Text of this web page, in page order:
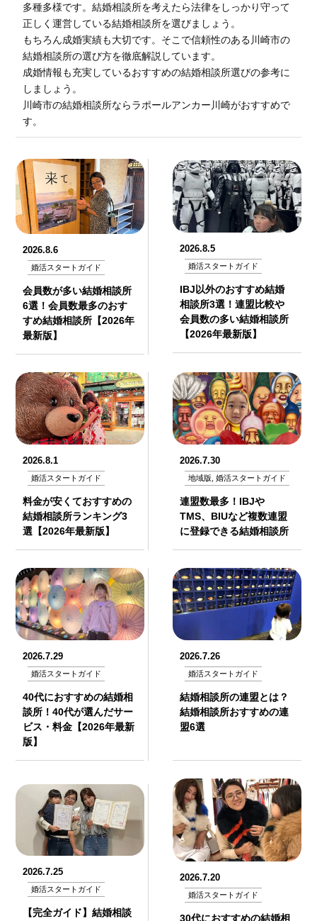
多種多様です。結婚相談所を考えたら法律をしっかり守って
正しく運営している結婚相談所を選びましょう。
もちろん成婚実績も大切です。そこで信頼性のある川崎市の
結婚相談所の選び方を徹底解説しています。
成婚情報も充実しているおすすめの結婚相談所選びの参考に
しましょう。
川崎市の結婚相談所ならラポールアンカー川崎がおすすめで
す。
2026.8.6
婚活スタートガイド
会員数が多い結婚相談所
6選！会員数最多のおす
すめ結婚相談所【2026年
最新版】
2026.8.5
婚活スタートガイド
IBJ以外のおすすめ結婚
相談所3選！連盟比較や
会員数の多い結婚相談所
【2026年最新版】
2026.8.1
婚活スタートガイド
料金が安くておすすめの
結婚相談所ランキング3
選【2026年最新版】
2026.7.30
地域版, 婚活スタートガイド
連盟数最多！IBJや
TMS、BIUなど複数連盟
に登録できる結婚相談所
2026.7.29
婚活スタートガイド
40代におすすめの結婚相
談所！40代が選んだサー
ビス・料金【2026年最新
版】
2026.7.26
婚活スタートガイド
結婚相談所の連盟とは？
結婚相談所おすすめの連
盟6選
2026.7.25
婚活スタートガイド
【完全ガイド】結婚相談
2026.7.20
婚活スタートガイド
30代におすすめの結婚相